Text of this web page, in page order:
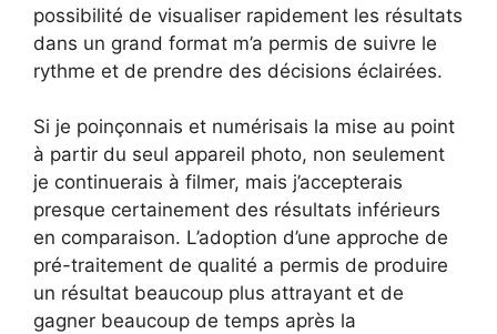
possibilité de visualiser rapidement les résultats
dans un grand format m’a permis de suivre le
rythme et de prendre des décisions éclairées.
Si je poinçonnais et numérisais la mise au point
à partir du seul appareil photo, non seulement
je continuerais à filmer, mais j’accepterais
presque certainement des résultats inférieurs
en comparaison. L’adoption d’une approche de
pré-traitement de qualité a permis de produire
un résultat beaucoup plus attrayant et de
gagner beaucoup de temps après la